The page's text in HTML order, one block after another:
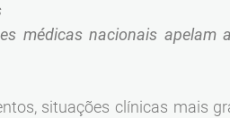
médicas nacionais apelam
situações clínicas mais